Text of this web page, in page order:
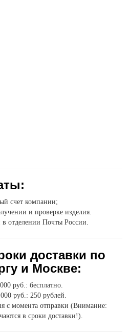
счет компании;
и проверке изделия.
отделении Почты России.
доставки по
и Москве:
руб.: бесплатно.
руб.: 250 рублей.
с момента отправки (Внимание:
в сроки доставки!).